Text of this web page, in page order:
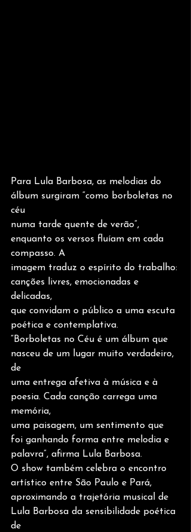
Para Lula Barbosa, as melodias do
álbum surgiram “como borboletas no
céu
numa tarde quente de verão”,
enquanto os versos fluíam em cada
compasso. A
imagem traduz o espírito do trabalho:
canções livres, emocionadas e
delicadas,
que convidam o público a uma escuta
poética e contemplativa.
“Borboletas no Céu é um álbum que
nasceu de um lugar muito verdadeiro,
de
uma entrega afetiva à música e à
poesia. Cada canção carrega uma
memória,
uma paisagem, um sentimento que
foi ganhando forma entre melodia e
palavra”, afirma Lula Barbosa.
O show também celebra o encontro
artístico entre São Paulo e Pará,
aproximando a trajetória musical de
Lula Barbosa da sensibilidade poética
de